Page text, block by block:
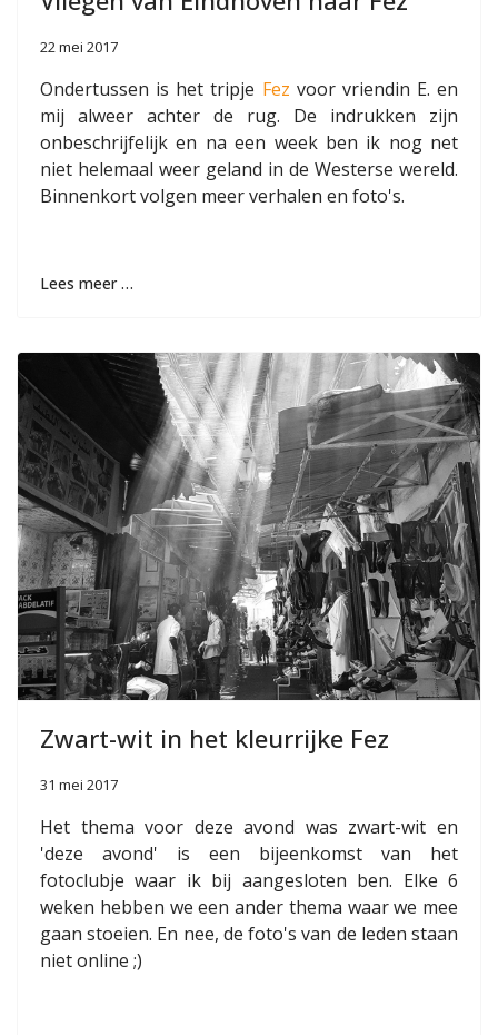
22 mei 2017
Ondertussen is het tripje Fez voor vriendin E. en
mij alweer achter de rug. De indrukken zijn
onbeschrijfelijk en na een week ben ik nog net
niet helemaal weer geland in de Westerse wereld.
Binnenkort volgen meer verhalen en foto's.
Lees meer …
Zwart-wit in het kleurrijke Fez
31 mei 2017
Het thema voor deze avond was zwart-wit en
'deze avond' is een bijeenkomst van het
fotoclubje waar ik bij aangesloten ben. Elke 6
weken hebben we een ander thema waar we mee
gaan stoeien. En nee, de foto's van de leden staan
niet online ;)